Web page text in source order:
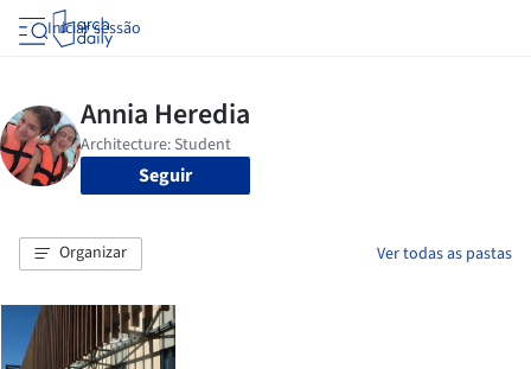
Iniciar sessão
Seguir
Organizar Ver todas as pastas